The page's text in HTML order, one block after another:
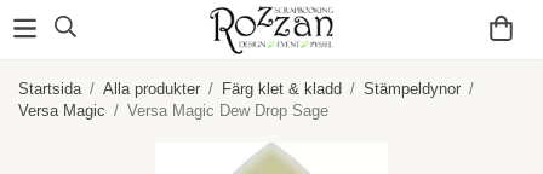
Startsida / Alla produkter / Färg klet & kladd / Stämpeldynor /
Versa Magic / Versa Magic Dew Drop Sage